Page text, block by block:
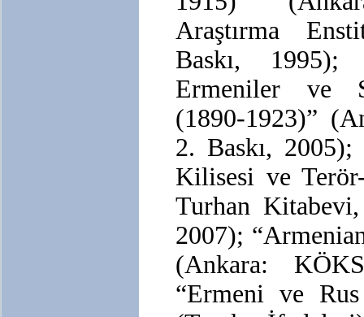
Araştırma
Baskı, 1995);
Ermeniler ve
(1890-1923)”
2. Baskı,
Kilisesi ve
Turhan
2007);
(Ankara:
“Ermeni ve